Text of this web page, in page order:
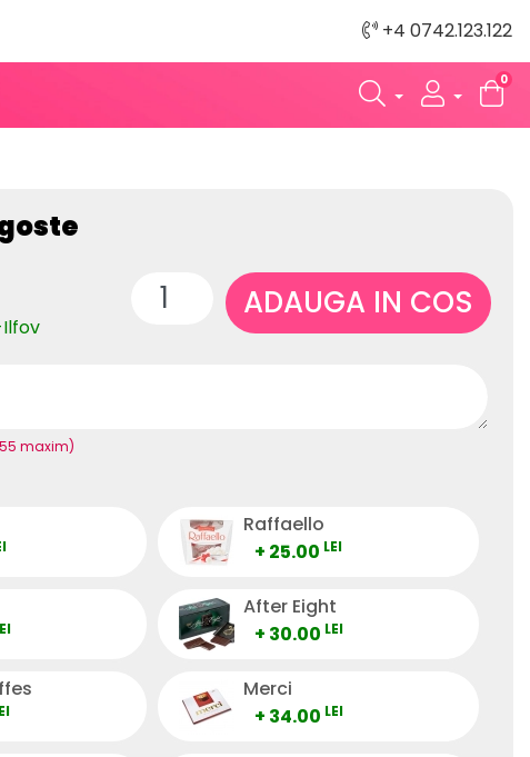
+4 0742.123.122
0
ADAUGA IN COS
maxim)
Raffaello
+ 25.00 LEI
After Eight
+ 30.00 LEI
Merci
+ 34.00 LEI